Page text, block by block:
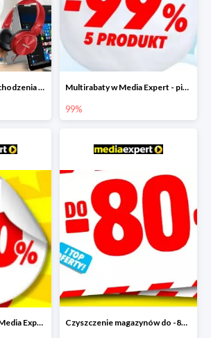
Lekcje i praca bez wychodzenia z domu w Media Markt - taniej nawet o 1000 zł Multirabaty w Media Expert - piąty produkt -99%
99%
Wielka wyprzedaż w Media Expert do -80% Czyszczenie magazynów do -80%